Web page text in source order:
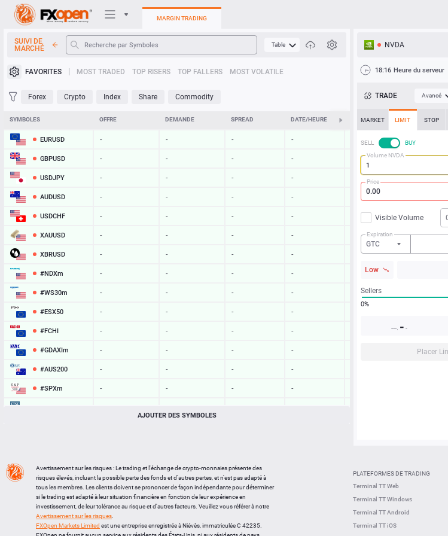
Plateformes de trading
Heatmap
MARGIN TRADING
SUIVI DE
MARCHÉ
Table
FAVORITES MOST TRADED TOP RISERS TOP FALLERS MOST VOLATILE
Forex Crypto Index Share Commodity
SYMBOLES OFFRE DEMANDE SPREAD DATE/HEURE ÉVOLUTION
EURUSD - - - -
GBPUSD - - - -
USDJPY - - - -
AUDUSD - - - -
USDCHF - - - -
XAUUSD - - - -
XBRUSD - - - -
#NDXm - - - -
#WS30m - - - -
#ESX50 - - - -
#FCHI - - - -
#GDAXIm - - - -
#AUS200 - - - -
#SPXm - - - -
LTCUSD 45.787 45.873 86
XRPUSD 1.04175 1.04335 2.17 %
ETHUSD 1921.013 1921.337 324 0.42 %
AJOUTER DES SYMBOLES
NVDA
18:16 Heure du serveur
TRADE Avancé
MARKET LIMIT STOP
SELL
BUY
Volume NVDA
Price
Visible Volume
Expiration
GTC
Low
Sellers
0%
---. - -
Placer
PLATEFORMES DE TRADING
Terminal TT Web
Terminal TT Windows
Terminal TT Android
Terminal TT iOS
Avertissement sur les risques : Le trading et l'échange de crypto-monnaies présente des
risques élevés, incluant la possible perte des fonds et d'autres pertes, et n'est pas adapté à
tous les membres. Les clients doivent se prononcer de façon indépendante pour déterminer
si le trading est adapté à leur situation financière en fonction de leur expérience en
investissement, de leur tolérance au risque et d'autres facteurs. Veuillez vous référer à notre
Avertissement sur les risques
FXOpen Markets Limited est une entreprise enregistrée à Niévès, immatriculée C 42235.